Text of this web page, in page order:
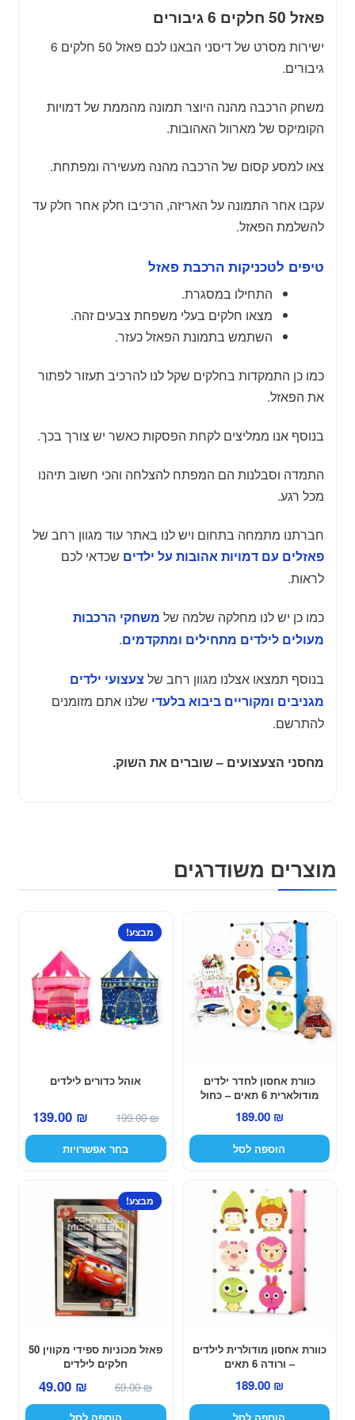
פאזל 50 חלקים 6 גיבורים
ישירות מסרט של דיסני הבאנו לכם פאזל 50 חלקים 6
גיבורים.
משחק הרכבה מהנה היוצר תמונה מהממת של דמויות
הקומיקס של מארוול האהובות.
צאו למסע קסום של הרכבה מהנה מעשירה ומפתחת.
עקבו אחר התמונה על האריזה, הרכיבו חלק אחר חלק עד
להשלמת הפאזל.
טיפים לטכניקות הרכבת פאזל
התחילו במסגרת.
מצאו חלקים בעלי משפחת צבעים זהה.
השתמש בתמונת הפאזל כעזר.
כמו כן התמקדות בחלקים שקל לנו להרכיב תעזור לפתור
את הפאזל.
בנוסף אנו ממליצים לקחת הפסקות כאשר יש צורך בכך.
התמדה וסבלנות הם המפתח להצלחה והכי חשוב תיהנו
מכל רגע.
חברתנו מתמחה בתחום ויש לנו באתר עוד מגוון רחב של
פאזלים עם דמויות אהובות על ילדים שכדאי לכם
לראות.
כמו כן יש לנו מחלקה שלמה של משחקי הרכבות
מעולים לילדים מתחילים ומתקדמים.
בנוסף תמצאו אצלנו מגוון רחב של צעצועי ילדים
מגניבים ומקוריים ביבוא בלעדי שלנו אתם מזומנים
להתרשם.
מחסני הצעצועים – שוברים את השוק.
מוצרים משודרגים
כוורת אחסון לחדר ילדים
מודולארית 6 תאים – כחול
189.00 ₪
הוספה לסל
אוהל כדורים לילדים
מבצע!
199.00₪
המחיר
המקורי
היה:
139.00 ₪
הוא:
בחר אפשרויות
למוצר
זה
מספר
סוגים.
ניתן
האפשרויות
המוצר
כוורת אחסון מודולרית לילדים
– ורודה 6 תאים
189.00 ₪
פאזל מכוניות ספידי מקווין 50
חלקים לילדים
מבצע!
69.00₪
המחיר
המקורי
49.00 ₪
המחיר
הנוכחי